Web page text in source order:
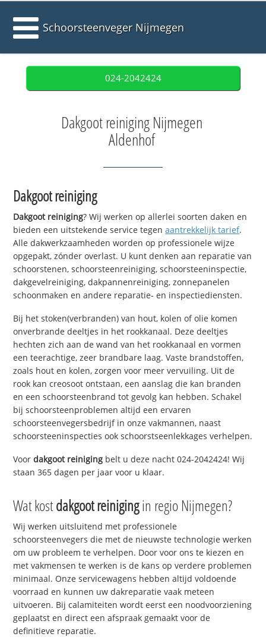
Schoorsteenveger Nijmegen
024-2042424
Dakgoot reiniging Nijmegen
Aldenhof
Dakgoot reiniging
Dakgoot reiniging? Wij werken op allerlei soorten daken en
bieden een uitstekende service tegenaantrekkelijk tarief.
Alle dakwerkzaamheden worden op professionele wijze
opgepakt, zónder overlast. U kunt denken aan reparatie van
schoorstenen, schoorsteenreiniging, schoorsteeninspectie,
dakgevelreiniging, dakpannenreiniging, zonnepanelen
schoonmaken en andere reparatie- en inspectiediensten.
Bij het stoken(verbranden) van hout, kolen of olie komen
onverbrande deeltjes in het rookkanaal. Deze deeltjes
hechten zich aan de wand van het rookkanaal en vormen
een teerachtige, zeer brandbare laag. Vaste brandstoffen,
zoals hout en kolen, zorgen voor meer vervuiling. Uit de
rook kan creosoot ontstaan, een aanslag die kan branden
en een schoorsteenbrand tot gevolg kan hebben. Schakel
bij schoorsteenproblemen altijd een ervaren
schoorsteenvegersbedrijf in onze vakmannen, naast
schoorsteeninspecties ook schoorstseenlekkages verhelpen.
Voordakgoot reiniging belt u deze nacht 024-2042424! Wij
staan 365 dagen per jaar voor u klaar.
Wat kostdakgoot reinigingin regio Nijmegen?
Wij werken uitsluitend met professionele
schoorsteenvegers die met de nieuwste technologie werken
om uw probleem te verhelpen. Door voor ons te kiezen en
met vakmensen te werken is de kans op verdere problemen
minimaal. Onze servicewagens hebben altijd voldoende
voorraad en kunnen uw dakreparatie vaak meteen
uitvoeren. Bij calamiteiten wordt eerst een noodvoorziening
geplaatst en direct een afspraak gemaakt voor de
definitieve reparatie.